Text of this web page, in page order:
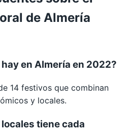
de Almería
en Almería en 2022?
14 festivos que combinan
y locales.
tiene cada